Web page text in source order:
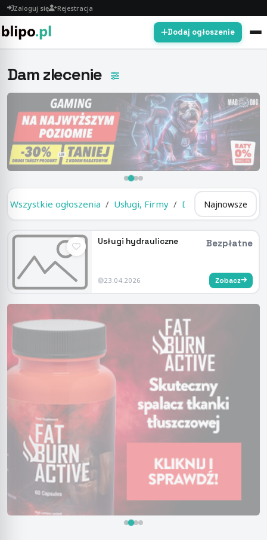
Zaloguj się Rejestracja
Dodaj ogłoszenie
Dam zlecenie
Wszystkie ogłoszenia Usługi, Firmy Dam zlecenie
Usługi hydrauliczne Bezpłatne
23.04.2026 Zobacz